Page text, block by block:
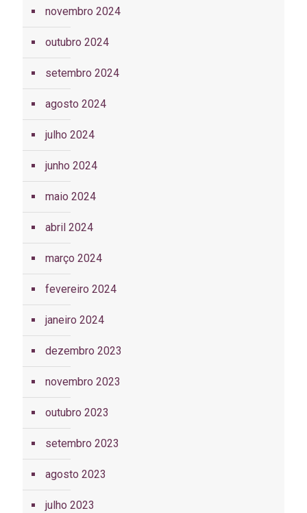
novembro 2024
outubro 2024
setembro 2024
agosto 2024
julho 2024
junho 2024
maio 2024
abril 2024
março 2024
fevereiro 2024
janeiro 2024
dezembro 2023
novembro 2023
outubro 2023
setembro 2023
agosto 2023
julho 2023